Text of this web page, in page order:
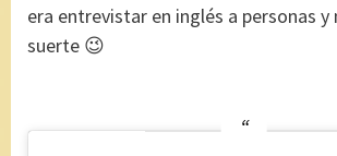
era entrevistar en inglés a personas y
suerte 😉